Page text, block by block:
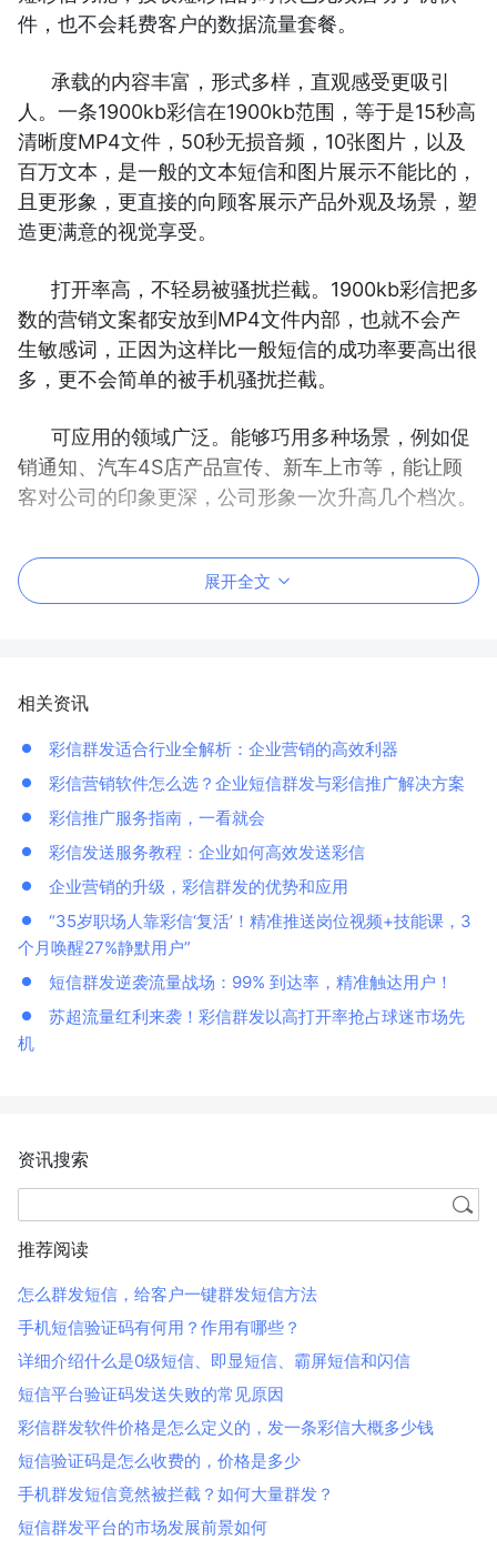
件，也不会耗费客户的数据流量套餐。
承载的内容丰富，形式多样，直观感受更吸引
人。一条1900kb彩信在1900kb范围，等于是15秒高
清晰度MP4文件，50秒无损音频，10张图片，以及
百万文本，是一般的文本短信和图片展示不能比的，
且更形象，更直接的向顾客展示产品外观及场景，塑
造更满意的视觉享受。
打开率高，不轻易被骚扰拦截。1900kb彩信把多
数的营销文案都安放到MP4文件内部，也就不会产
生敏感词，正因为这样比一般短信的成功率要高出很
多，更不会简单的被手机骚扰拦截。
可应用的领域广泛。能够巧用多种场景，例如促
销通知、汽车4S店产品宣传、新车上市等，能让顾
客对公司的印象更深，公司形象一次升高几个档次。
展开全文
相关资讯
彩信群发适合行业全解析：企业营销的高效利器
彩信营销软件怎么选？企业短信群发与彩信推广解决方案
彩信推广服务指南，一看就会
彩信发送服务教程：企业如何高效发送彩信
企业营销的升级，彩信群发的优势和应用
“35岁职场人靠彩信‘复活’！精准推送岗位视频+技能课，3
个月唤醒27%静默用户”
短信群发逆袭流量战场：99% 到达率，精准触达用户！
苏超流量红利来袭！彩信群发以高打开率抢占球迷市场先
机
资讯搜索
推荐阅读
怎么群发短信，给客户一键群发短信方法
手机短信验证码有何用？作用有哪些？
详细介绍什么是0级短信、即显短信、霸屏短信和闪信
短信平台验证码发送失败的常见原因
彩信群发软件价格是怎么定义的，发一条彩信大概多少钱
短信验证码是怎么收费的，价格是多少
手机群发短信竟然被拦截？如何大量群发？
短信群发平台的市场发展前景如何